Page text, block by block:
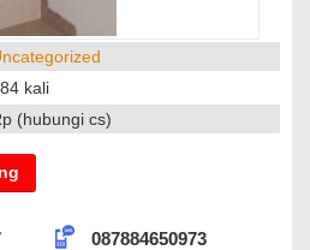
kali
(hubungi cs)
087884650973